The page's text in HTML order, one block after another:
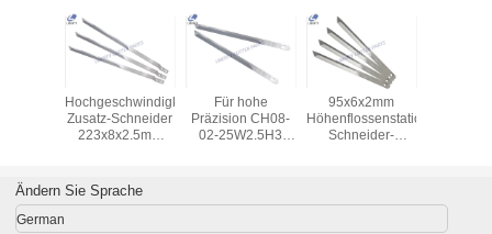
Hochgeschwindigkeitsschneider-
Zusatz-Schneider
223x8x2.5mm
Für hohe
Präzision CH08-
02-25W2.5H3
95x6x2mm
Höhenflossenstations-
Schneider-
Schneidemaschine
MP9
Ändern Sie Sprache
German